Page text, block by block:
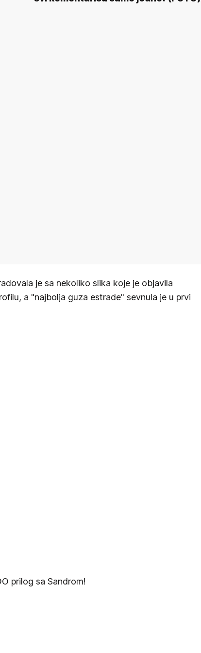
je sa nekoliko slika koje je objavila
a "najbolja guza estrade" sevnula je u prvi
prilog sa Sandrom!